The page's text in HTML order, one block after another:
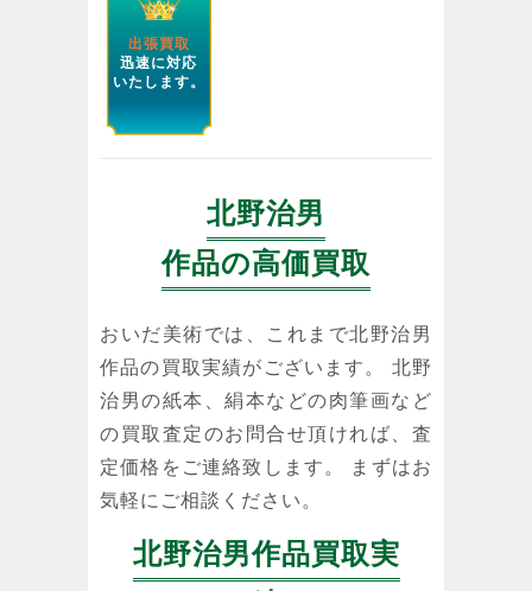
出張買取
迅速に対応
いたします。
北野治男
作品の高価買取
おいだ美術では、これまで北野治男
作品の買取実績がございます。 北野
治男の紙本、絹本などの肉筆画など
の買取査定のお問合せ頂ければ、査
定価格をご連絡致します。 まずはお
気軽にご相談ください。
北野治男作品買取実